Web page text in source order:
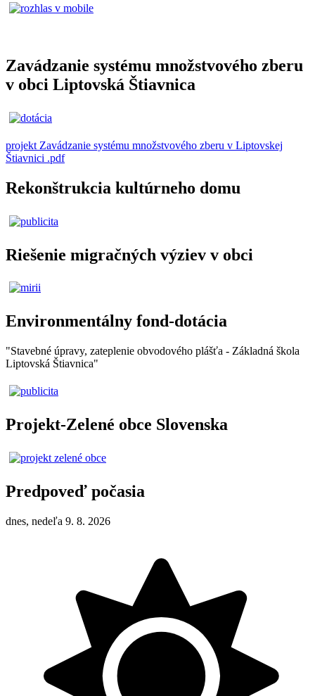
Zavádzanie systému množstvového zberu
v obci Liptovská Štiavnica
projekt Zavádzanie systému množstvového zberu v Liptovskej
Štiavnici .pdf
Rekonštrukcia kultúrneho domu
Riešenie migračných výziev v obci
Environmentálny fond-dotácia
"Stavebné úpravy, zateplenie obvodového plášťa - Základná škola
Liptovská Štiavnica"
Projekt-Zelené obce Slovenska
Predpoveď počasia
dnes, nedeľa 9. 8. 2026